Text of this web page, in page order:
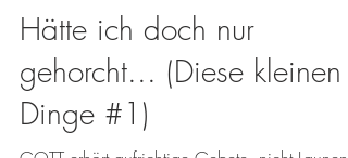
Love meets Faith
Hätte ich doch nur
gehorcht... (Diese kleinen
Dinge #1)